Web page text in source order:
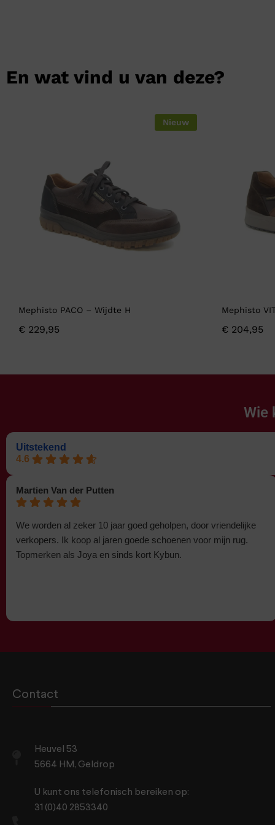
En wat vind u van deze?
Nieuw
Mephisto PACO – Wijdte H
€ 229,95
Mephisto
€ 204,95
Wie
Uitstekend
4.6
Martien Van der Putten
We worden al zeker 10 jaar goed geholpen, door vriendelijke
verkopers. Ik koop al jaren goede schoenen voor mijn rug.
Topmerken als Joya en sinds kort Kybun.
Contact
Heuvel 53
5664 HM, Geldrop
U kunt ons telefonisch bereiken op:
31 (0)40 2853340